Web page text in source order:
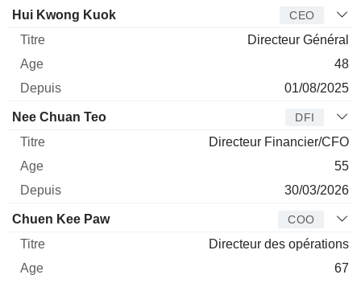
Dirigeant Titre Age
Hui Kwong Kuok CEO
Directeur Général
48
01/08/2025
Nee Chuan Teo DFI
Directeur Financier/CFO
55
30/03/2026
Chuen Kee Paw COO
Directeur des opérations
67